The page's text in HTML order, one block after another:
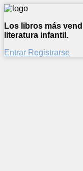
Los libros más
literatura infantil.
Entrar Registrarse